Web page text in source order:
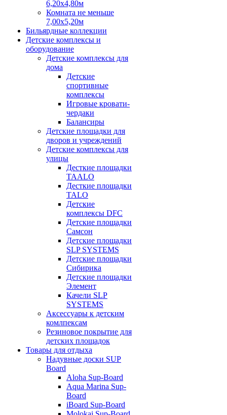
6,20х4,80м
Комната не меньше
7,00х5,20м
Бильярдные коллекции
Детские комплексы и
оборудование
Детские комплексы для
дома
Детские
спортивные
комплексы
Игровые кровати-
чердаки
Балансиры
Детские площадки для
дворов и учреждений
Детские комплексы для
улицы
Десткие площадки
TAALO
Десткие площадки
TALO
Детские
комплексы DFC
Детские площадки
Самсон
Детские площадки
SLP SYSTEMS
Детские площадки
Сибирика
Детские площадки
Элемент
Качели SLP
SYSTEMS
Аксессуары к детским
комлпексам
Резиновое покрытие для
детских площадок
Товары для отдыха
Надувные доски SUP
Board
Aloha Sup-Board
Aqua Marina Sup-
Board
iBoard Sup-Board